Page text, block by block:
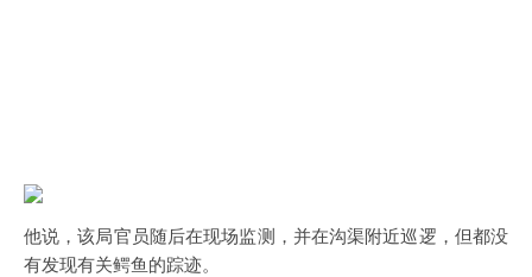
他说，该局官员随后在现场监测，并在沟渠附近巡逻，但都没
有发现有关鳄鱼的踪迹。